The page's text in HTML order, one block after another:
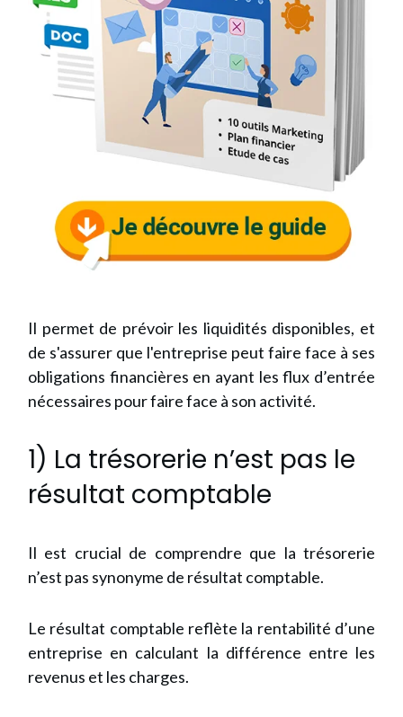
Il permet de prévoir les liquidités disponibles, et
de s'assurer que l'entreprise peut faire face à ses
obligations financières en ayant les flux d’entrée
nécessaires pour faire face à son activité.
1) La trésorerie n’est pas le
résultat comptable
Il est crucial de comprendre que la trésorerie
n’est pas synonyme de résultat comptable.
Le résultat comptable reflète la rentabilité d’une
entreprise en calculant la différence entre les
revenus et les charges.